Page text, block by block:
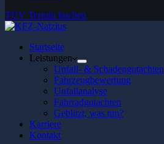
TÜV Termin buchen
Startseite
Leistungen
Unfall- & Schadengutachten
Fahrzeugbewertung
Unfallanalyse
Fahrradgutachten
Geblitzt, was tun?
Karriere
Kontakt